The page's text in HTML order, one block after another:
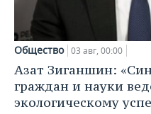
Общество 03 авг, 00:00
Азат Зиганшин:
граждан и науки
экологическому